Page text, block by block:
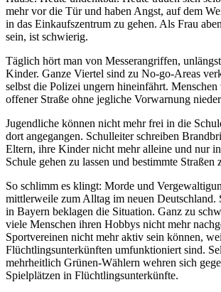
mehr vor die Tür und haben Angst, auf dem
in das Einkaufszentrum zu gehen. Als Frau
sein, ist schwierig.
Täglich hört man von Messerangriffen,
Kinder. Ganze Viertel sind zu No-go-Areas
selbst die Polizei ungern hineinfährt.
offener Straße ohne jegliche Vorwarnung
Jugendliche können nicht mehr frei in die
dort angegangen. Schulleiter schreiben
Eltern, ihre Kinder nicht mehr alleine und nur
Schule gehen zu lassen und bestimmte Straßen
So schlimm es klingt: Morde und
mittlerweile zum Alltag im neuen Deutschland.
in Bayern beklagen die Situation. Ganz zu
viele Menschen ihren Hobbys nicht mehr
Sportvereinen nicht mehr aktiv sein können,
Flüchtlingsunterkünften umfunktioniert sind.
mehrheitlich Grünen-Wählern wehren sich
Spielplätzen in Flüchtlingsunterkünfte.